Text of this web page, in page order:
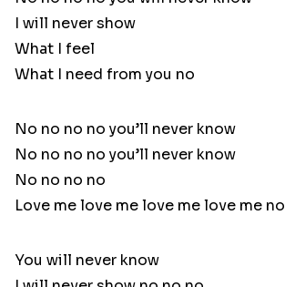
I will never show
What I feel
What I need from you no
No no no no you’ll never know
No no no no you’ll never know
No no no no
Love me love me love me love me no
You will never know